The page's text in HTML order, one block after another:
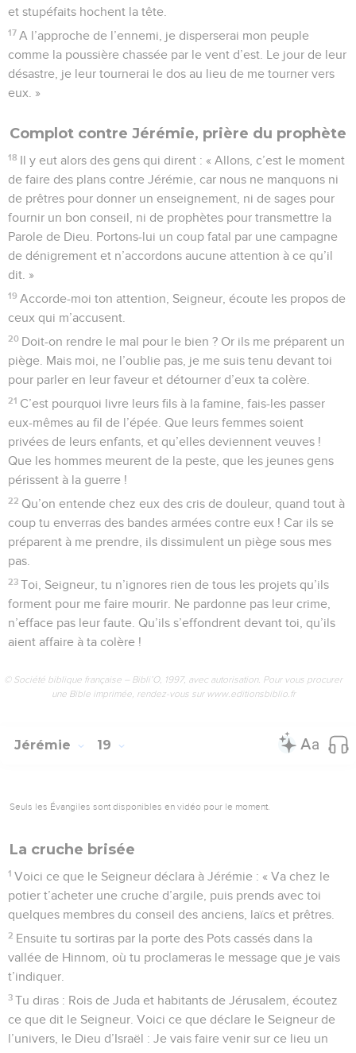
et stupéfaits hochent la tête.
17 A l’approche de l’ennemi, je disperserai mon peuple
comme la poussière chassée par le vent d’est. Le jour de leur
désastre, je leur tournerai le dos au lieu de me tourner vers
eux. »
Complot contre Jérémie, prière du prophète
18 Il y eut alors des gens qui dirent : « Allons, c’est le moment
de faire des plans contre Jérémie, car nous ne manquons ni
de prêtres pour donner un enseignement, ni de sages pour
fournir un bon conseil, ni de prophètes pour transmettre la
Parole de Dieu. Portons-lui un coup fatal par une campagne
de dénigrement et n’accordons aucune attention à ce qu’il
dit. »
19 Accorde-moi ton attention, Seigneur, écoute les propos de
ceux qui m’accusent.
20 Doit-on rendre le mal pour le bien ? Or ils me préparent un
piège. Mais moi, ne l’oublie pas, je me suis tenu devant toi
pour parler en leur faveur et détourner d’eux ta colère.
21 C’est pourquoi livre leurs fils à la famine, fais-les passer
eux-mêmes au fil de l’épée. Que leurs femmes soient
privées de leurs enfants, et qu’elles deviennent veuves !
Que les hommes meurent de la peste, que les jeunes gens
périssent à la guerre !
22 Qu’on entende chez eux des cris de douleur, quand tout à
coup tu enverras des bandes armées contre eux ! Car ils se
préparent à me prendre, ils dissimulent un piège sous mes
pas.
23 Toi, Seigneur, tu n’ignores rien de tous les projets qu’ils
forment pour me faire mourir. Ne pardonne pas leur crime,
n’efface pas leur faute. Qu’ils s’effondrent devant toi, qu’ils
aient affaire à ta colère !
© Société biblique française – Bibli’O, 1997, avec autorisation. Pour vous procurer
une Bible imprimée, rendez-vous sur www.editionsbiblio.fr
Jérémie 19
Seuls les Évangiles sont disponibles en vidéo pour le moment.
La cruche brisée
1 Voici ce que le Seigneur déclara à Jérémie : « Va chez le
potier t’acheter une cruche d’argile, puis prends avec toi
quelques membres du conseil des anciens, laïcs et prêtres.
2 Ensuite tu sortiras par la porte des Pots cassés dans la
vallée de Hinnom, où tu proclameras le message que je vais
t’indiquer.
3 Tu diras : Rois de Juda et habitants de Jérusalem, écoutez
ce que dit le Seigneur. Voici ce que déclare le Seigneur de
l’univers, le Dieu d’Israël : Je vais faire venir sur ce lieu un